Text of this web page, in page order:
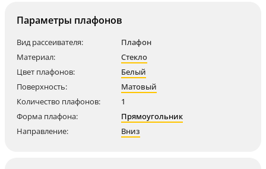
Параметры плафонов
Вид рассеивателя:
Плафон
Материал:
Стекло
Цвет плафонов:
Белый
Поверхность:
Матовый
Количество плафонов:
1
Форма плафона:
Прямоугольник
Направление:
Вниз